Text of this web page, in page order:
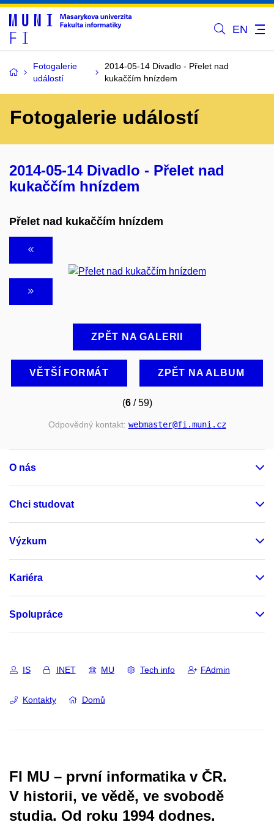
EN
Fotogalerie
událostí
2014-05-14 Divadlo - Přelet nad
kukaččím hnízdem
Fotogalerie událostí
2014-05-14 Divadlo - Přelet nad
kukaččím hnízdem
Přelet nad kukaččím hnízdem
ZPĚT NA GALERII
VĚTŠÍ FORMÁT ZPĚT NA ALBUM
(6/ 59)
Odpovědný kontakt: webmaster@fi.muni.cz
O nás
Chci studovat
Výzkum
Kariéra
Spolupráce
IS INET MU Tech info FAdmin
Kontakty Domů
FI MU – první informatika v ČR.
V historii, ve vědě, ve svobodě
studia. Od roku 1994 dodnes.